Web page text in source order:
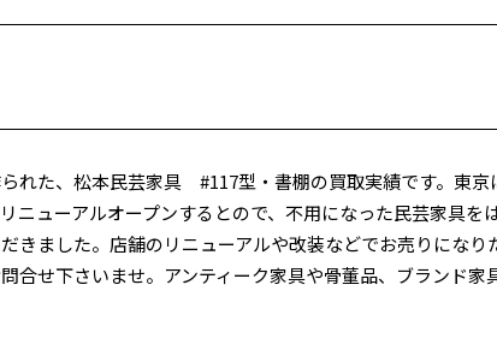
れた、松本民芸家具 #117型・書棚の買取実績です。東京
ニューアルオープンするとので、不用になった民芸家具を
きました。店舗のリニューアルや改装などでお売りになり
合せ下さいませ。アンティーク家具や骨董品、ブランド家